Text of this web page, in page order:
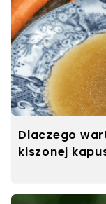
Dlaczego
kiszonej